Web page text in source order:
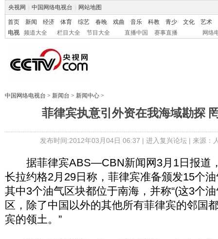
央视网 中国网络电视台 网站地图
首页 新闻 经济 体育 综艺 春晚 戏曲 音乐 科教 青少 文化
艺术
电视
频道大全 栏目大全 节目大全 直播中国 赛事直播 网络
中国网络电视台 > 新闻台 > 新闻中心 >
菲律宾执意引外资在我海域勘探
发布时间:2012年03月04日 06:37 | 进入复兴论坛| 来源：
据菲律宾ABS―CBN新闻网3月1日报道
长拉约格2月29日称，菲律宾准备颁发15个
其中3个油气区块都位于南海，并称“(这3个
区，除了中国以外的其他所有菲律宾的邻国
宾的领土。”